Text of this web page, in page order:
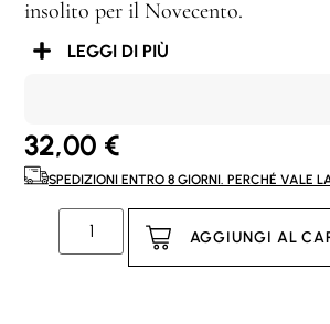
insolito per il Novecento.
LEGGI DI PIÙ
32,00 €
SPEDIZIONI ENTRO 8 GIORNI. PERCHÉ VALE
AGGIUNGI AL